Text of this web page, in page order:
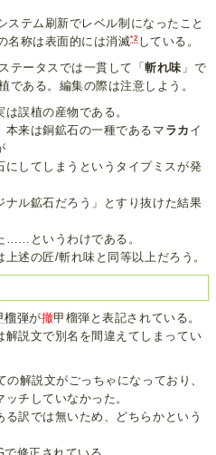
ステム刷新でレベル制になったこと
名称は表面的には消滅*2している。
テータスでは一貫して「斬れ味 」で
である。編集の際は注意しよう。
は誤植の産物である。
本来は銅鉱石の一種であるマ ラカ イ
にしてしまうというタイプミスが発
ナル鉱石だろう」とすり抜けた結果
……というわけである。
述の匠/斬れ味と同等以上だろう。
榴弾が撤甲榴弾と表記されている。
解説文で別名を間違えてしまってい
の解説文がごっちゃになっており、
チしていなかった。
訳では無いため、どちらかという